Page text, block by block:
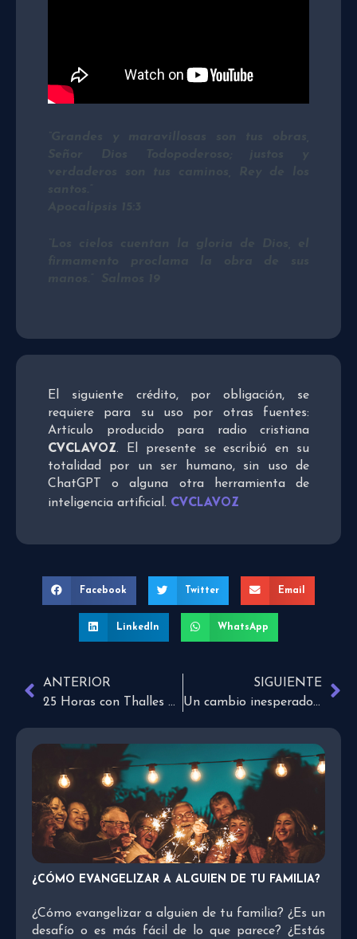
El siguiente crédito, por obligación, se
requiere para su uso por otras fuentes:
Artículo producido para radio cristiana
CVCLAVOZ. El presente se escribió en su
totalidad por un ser humano, sin uso de
ChatGPT o alguna otra herramienta de
inteligencia artificial. CVCLAVOZ
Facebook Twitter Email
LinkedIn WhatsApp
ANTERIOR
25 Horas con Thalles Roberto Episodio 1
SIGUIENTE
Un cambio inesperado. Antes y después
¿CÓMO EVANGELIZAR A ALGUIEN DE TU FAMILIA?
¿Cómo evangelizar a alguien de tu familia? ¿Es un
desafío o es más fácil de lo que parece? ¿Estás